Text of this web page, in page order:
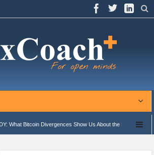
Show Us About the Future: New Highs or Bear